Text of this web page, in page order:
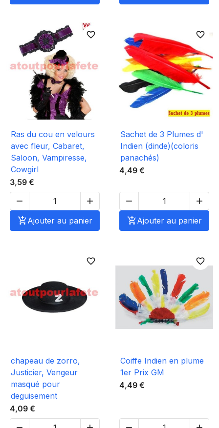
favorite_border
Ras du cou en velours
avec fleur, Cabaret,
Saloon, Vampiresse,
Cowgirl
3,59 €


Ajouter au panier
favorite_border
Sachet de 3 Plumes d'
Indien (dinde)(coloris
panachés)
4,49 €


Ajouter au panier
favorite_border
chapeau de zorro,
Justicier, Vengeur
masqué pour
deguisement
4,09 €
favorite_border
Coiffe Indien en plume
1er Prix GM
4,49 €